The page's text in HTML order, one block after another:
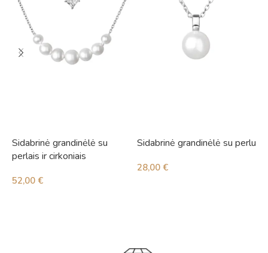
Sidabrinė grandinėlė su
perlais ir cirkoniais
52,00 €
Sidabrinė grandinėlė su perlu
28,00 €